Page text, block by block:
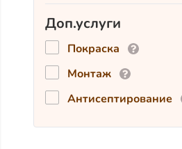
Доп.услуги
Покраска
Монтаж
Антисептирование